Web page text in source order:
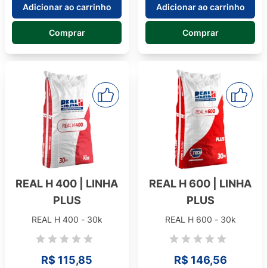
Adicionar ao carrinho
Comprar
Adicionar ao carrinho
Comprar
REAL H 400 | LINHA
PLUS
REAL H 400 - 30k
R$ 115,85
REAL H 600 | LINHA
PLUS
REAL H 600 - 30k
R$ 146,56